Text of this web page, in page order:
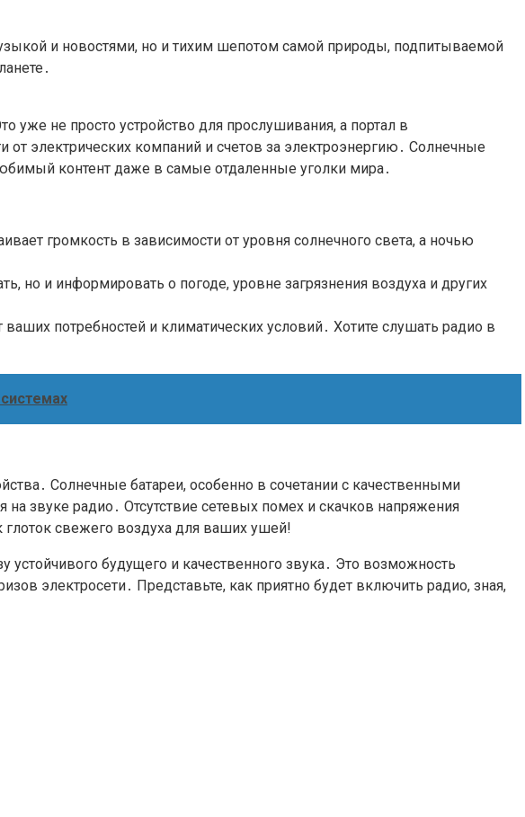
и новостями, но и тихим шепотом самой природы, подпитываемой
уже не просто устройство для прослушивания, а портал в
от электрических компаний и счетов за электроэнергию․ Солнечные
контент даже в самые отдаленные уголки мира․
громкость в зависимости от уровня солнечного света, а ночью
и информировать о погоде, уровне загрязнения воздуха и других
потребностей и климатических условий․ Хотите слушать радио в
Солнечные батареи, особенно в сочетании с качественными
звуке радио․ Отсутствие сетевых помех и скачков напряжения
свежего воздуха для ваших ушей!
будущего и качественного звука․ Это возможность
электросети․ Представьте, как приятно будет включить радио, зная,